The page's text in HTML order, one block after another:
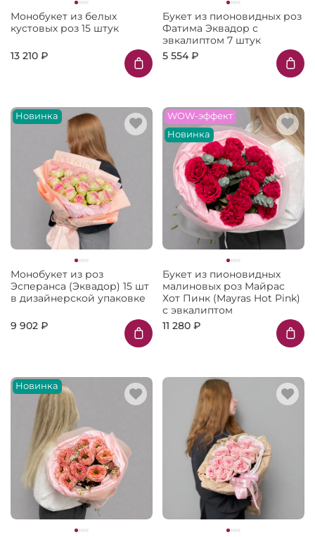
Монобукет из белых
кустовых роз 15 штук
13 210 ₽
Букет из пионовидных роз
Фатима Эквадор с
эвкалиптом 7 штук
5 554 ₽
Новинка
Монобукет из роз
Эсперанса (Эквадор) 15 шт
в дизайнерской упаковке
9 902 ₽
WOW-эффект
Новинка
Букет из пионовидных
малиновых роз Майрас
Хот Пинк (Mayras Hot Pink)
с эвкалиптом
11 280 ₽
Новинка